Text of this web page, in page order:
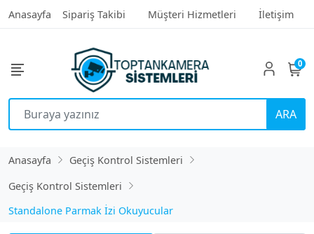
Anasayfa Sipariş Takibi Müşteri Hizmetleri İletişim
ARA
0
Anasayfa
Geçiş Kontrol Sistemleri
Geçiş Kontrol Sistemleri
Standalone Parmak İzi Okuyucular